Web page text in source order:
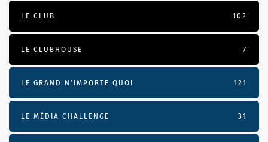
LE CLUB 102
LE CLUBHOUSE 7
LE GRAND N’IMPORTE QUOI 121
LE MÉDIA CHALLENGE 31